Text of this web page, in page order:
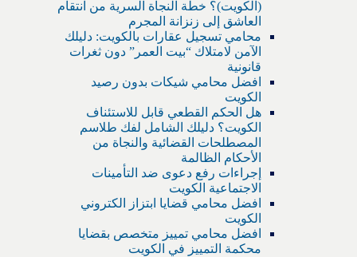
(الكويت)؟ خطة النجاة السرية من انتقام
العاشق إلى زنزانة المجرم
محامي تسجيل عقارات بالكويت: دليلك
الآمن لامتلاك “بيت العمر” دون ثغرات
قانونية
افضل محامي شيكات بدون رصيد
الكويت
هل الحكم القطعي قابل للاستئناف
الكويت؟ دليلك الشامل لفك طلاسم
المصطلحات القضائية والنجاة من
الأحكام الظالمة
إجراءات رفع دعوى ضد التأمينات
الاجتماعية الكويت
افضل محامي قضايا ابتزاز الكتروني
الكويت
افضل محامي تمييز متخصص بقضايا
محكمة التمييز في الكويت